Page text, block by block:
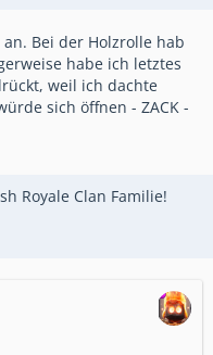
Bei der Holzrolle hab
habe ich letztes
weil ich dachte
sich öffnen - ZACK -
Royale Clan Familie!